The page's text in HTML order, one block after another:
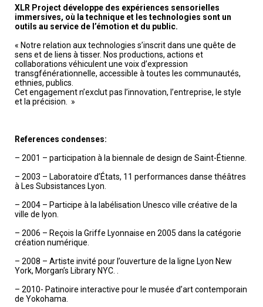
XLR Project développe des expériences sensorielles
immersives, où la technique et les technologies sont un
outils au service de l’émotion et du public.
« Notre relation aux technologies s’inscrit dans une quête de
sens et de liens à tisser. Nos productions, actions et
collaborations véhiculent une voix d’expression
transgfénérationnelle, accessible à toutes les communautés,
ethnies, publics.
Cet engagement n’exclut pas l’innovation, l’entreprise, le style
et la précision. »
References condenses:
– 2001 – participation à la biennale de design de Saint-Étienne.
– 2003 – Laboratoire d’États, 11 performances danse théâtres
à Les Subsistances Lyon.
– 2004 – Participe à la labélisation Unesco ville créative de la
ville de lyon.
– 2006 – Reçois la Griffe Lyonnaise en 2005 dans la catégorie
création numérique.
– 2008 – Artiste invité pour l’ouverture de la ligne Lyon New
York, Morgan’s Library NYC. .
– 2010- Patinoire interactive pour le musée d’art contemporain
de Yokohama.